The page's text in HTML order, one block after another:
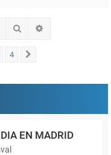
Buscar
4
EN MADRID